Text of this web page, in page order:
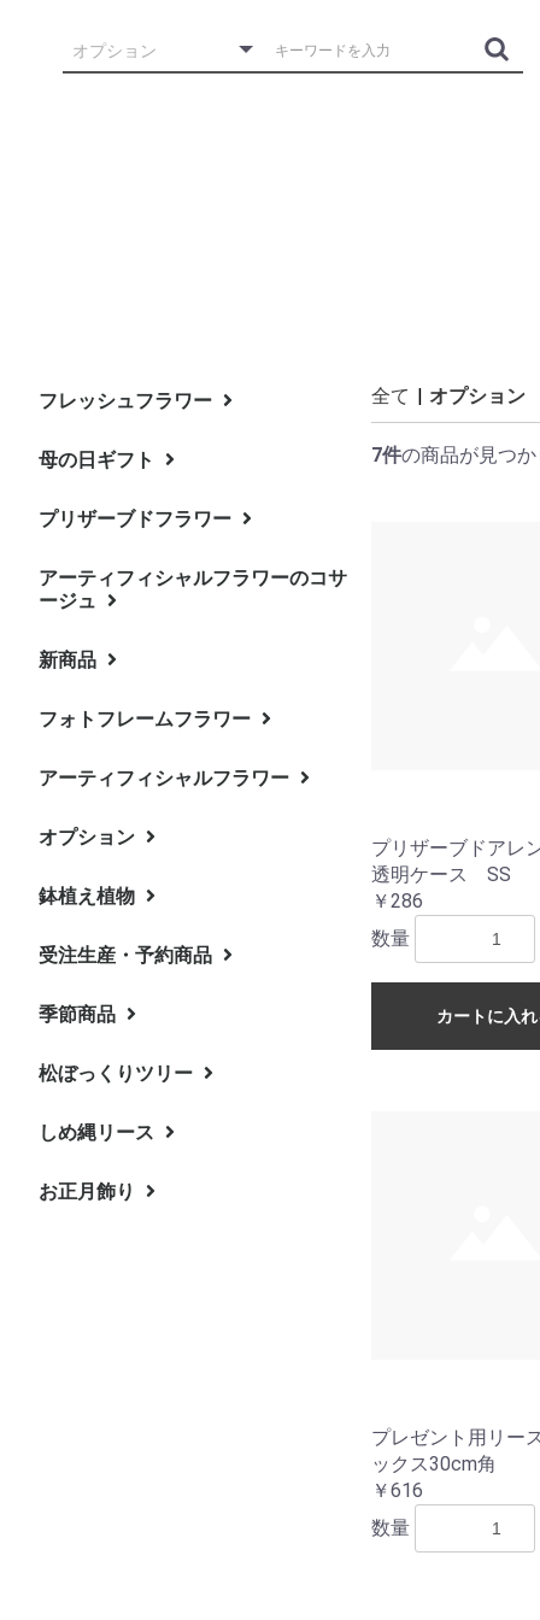
フレッシュフラワー
スタンド花
アレンジメント
花束
母の日ギフト
プリザーブドフラワー
プリザーブドフラワーアレン
ジメント
松ぼっくりツリー・完成品
BOXフラワー・ミニ・スワロ
フスキー入り
BOXフラワー・小
BOXフラワー・大
バトンアレンジ
トレジャーボックス
フォトフレーム
お仏花・器付き
フォトフレーム
プロフーモ/プロフーモ・ルー
チェ
リース
アーティフィシャルフラワーのコサ
ージュ
パープル系コサージュ
ピンク系コサージュ
ラナンキュラスのコサージュ
バラのコサージュ
桜コサージュ
新商品
フォトフレームフラワー
アーティフィシャルフラワー
しめ縄リース
オプション
鉢植え植物
受注生産・予約商品
早割り・クリスマスリース・
早割り・クリスマスリース
季節商品
クリスマスリース・キット
松ぼっくりツリー・キット
クリスマスリース（プリザー
クリスマスミニツリー（プリ
生のグリーンのクリスマスリ
松ぼっくりツリー
しめ縄リース
お正月飾り
全て | オプション
7件の商品が見つ
プリザーブドアレ
透明ケース SS
￥286
数量
カートに入れ
プレゼント用リー
ックス30cm角
￥616
数量